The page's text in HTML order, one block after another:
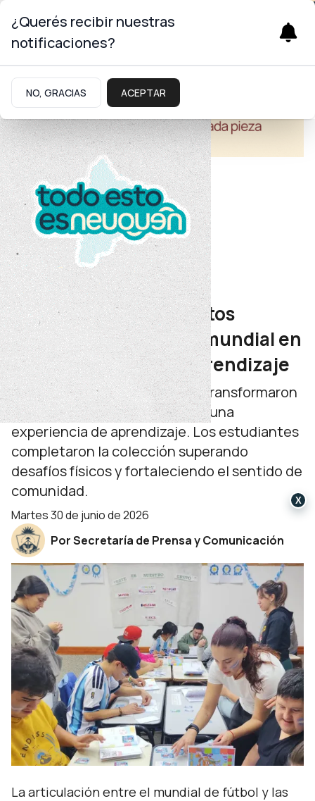
Educación
Centenario
Una Escuela para Adultos
convirtió la fiebre del mundial en
una experiencia de aprendizaje
Jóvenes y adultos de la EPA 8 transformaron
un álbum de figuritas único en una
experiencia de aprendizaje. Los estudiantes
completaron la colección superando
desafíos físicos y fortaleciendo el sentido de
comunidad.
martes 30 de junio de 2026
Por Secretaría de Prensa y Comunicación
La articulación entre el mundial de fútbol y las
¿Querés recibir nuestras
notificaciones?
NO, GRACIAS ACEPTAR
X